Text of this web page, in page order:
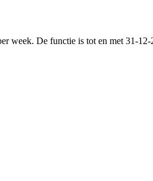
week. De functie is tot en met 31-